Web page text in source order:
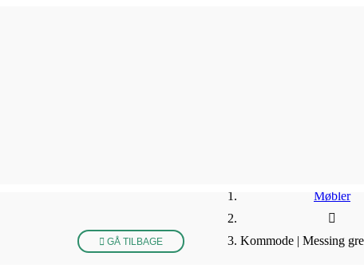
GÅ TILBAGE
Møbler
Kommode | Messing